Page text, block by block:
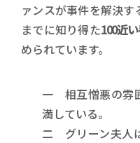
ァンスが事件を解決
までに知り得た100近
められています。
一 相互憎悪の雰
満している。
二 グリーン夫人